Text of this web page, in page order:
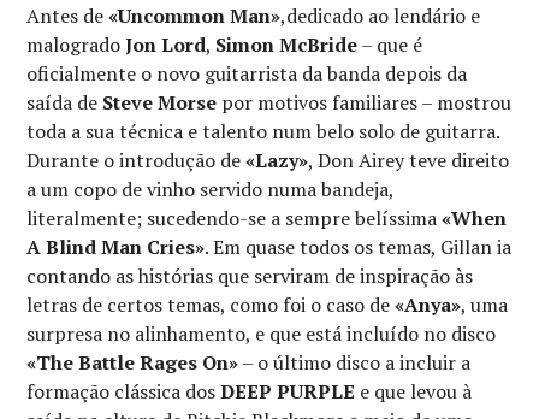
Antes de«Uncommon Man»,dedicado ao lendário e
malogradoJon Lord, Simon McBride– que é
oficialmente o novo guitarrista da banda depois da
saída de Steve Morse por motivos familiares – mostrou
toda a sua técnica e talento num belo solo de guitarra.
Durante o introdução de«Lazy», Don Airey teve direito
a um copo de vinho servido numa bandeja,
literalmente; sucedendo-se a sempre belíssima«When
A Blind Man Cries». Em quase todos os temas, Gillan ia
contando as histórias que serviram de inspiração às
letras de certos temas, como foi o caso de«Anya», uma
surpresa no alinhamento, e que está incluído no disco
«The Battle Rages On»– o último disco a incluir a
formação clássica dosDEEP PURPLE e que levou à